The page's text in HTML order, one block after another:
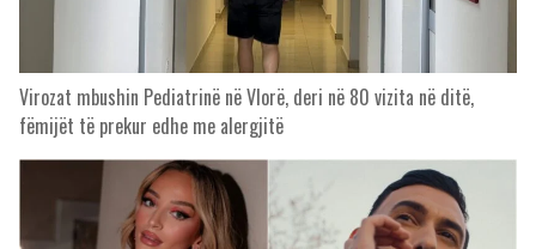
Virozat mbushin Pediatrinë në Vlorë, deri në 80 vizita në ditë,
fëmijët të prekur edhe me alergjitë